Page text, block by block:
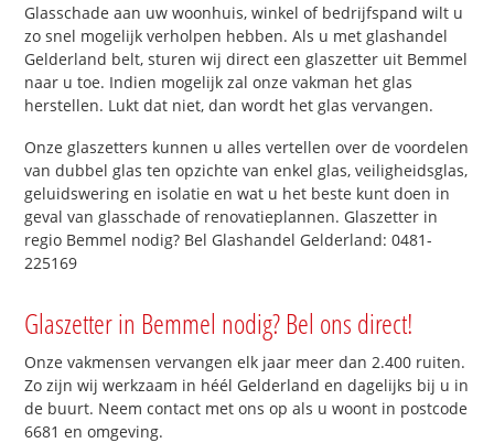
Glasschade aan uw woonhuis, winkel of bedrijfspand wilt u
zo snel mogelijk verholpen hebben. Als u met glashandel
Gelderland belt, sturen wij direct een glaszetter uit Bemmel
naar u toe. Indien mogelijk zal onze vakman het glas
herstellen. Lukt dat niet, dan wordt het glas vervangen.
Onze glaszetters kunnen u alles vertellen over de voordelen
van dubbel glas ten opzichte van enkel glas, veiligheidsglas,
geluidswering en isolatie en wat u het beste kunt doen in
geval van glasschade of renovatieplannen. Glaszetter in
regio Bemmel nodig? Bel Glashandel Gelderland: 0481-
225169
Glaszetter in Bemmel nodig? Bel ons direct!
Onze vakmensen vervangen elk jaar meer dan 2.400 ruiten.
Zo zijn wij werkzaam in héél Gelderland en dagelijks bij u in
de buurt. Neem contact met ons op als u woont in postcode
6681 en omgeving.